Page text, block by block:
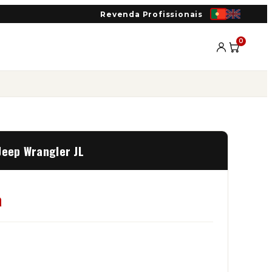
Revenda Profissionais
0
Wrangler JL